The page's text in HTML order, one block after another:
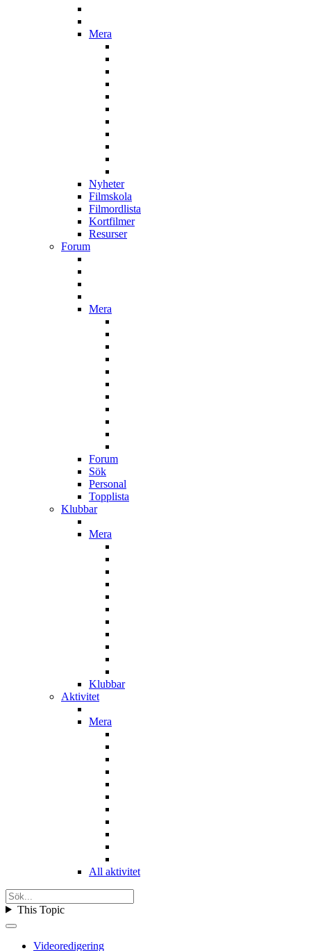
Mera
Nyheter
Filmskola
Filmordlista
Kortfilmer
Resurser
Forum
Mera
Forum
Sök
Personal
Topplista
Klubbar
Mera
Klubbar
Aktivitet
Mera
All aktivitet
This Topic
Videoredigering